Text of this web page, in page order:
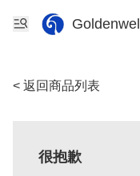
< 返回商品列表
很抱歉